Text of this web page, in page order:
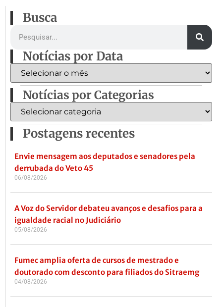
Busca
Notícias por Data
Notícias por Categorias
Postagens recentes
Envie mensagem aos deputados e senadores pela
derrubada do Veto 45
06/08/2026
A Voz do Servidor debateu avanços e desafios para a
igualdade racial no Judiciário
05/08/2026
Fumec amplia oferta de cursos de mestrado e
doutorado com desconto para filiados do Sitraemg
04/08/2026